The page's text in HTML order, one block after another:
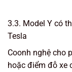
3.3. Model Y có
Tesla
Coonh nghệ cho
hoặc điểm đỗ xe